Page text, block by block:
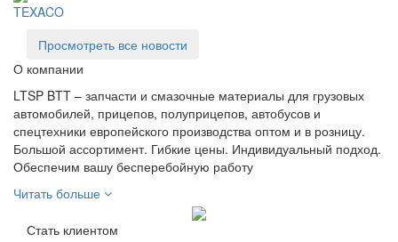
TEXACO
Просмотреть все новости
О компании
LTSP BTT – запчасти и смазочные материалы для грузовых
автомобилей, прицепов, полуприцепов, автобусов и
спецтехники европейского производства оптом и в розницу.
Большой ассортимент. Гибкие цены. Индивидуальный подход.
Обеспечим вашу бесперебойную работу
Читать больше
Стать клиентом